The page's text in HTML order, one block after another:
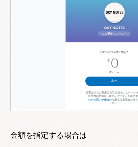
金額を指定する場合は